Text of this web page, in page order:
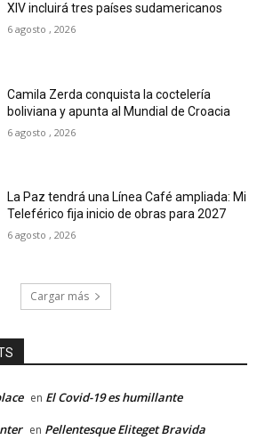
XIV incluirá tres países sudamericanos
6 agosto , 2026
Camila Zerda conquista la coctelería
boliviana y apunta al Mundial de Croacia
6 agosto , 2026
La Paz tendrá una Línea Café ampliada: Mi
Teleférico fija inicio de obras para 2027
6 agosto , 2026
Cargar más
en El Covid-19 es humillante
en Pellentesque Eliteget Bravida